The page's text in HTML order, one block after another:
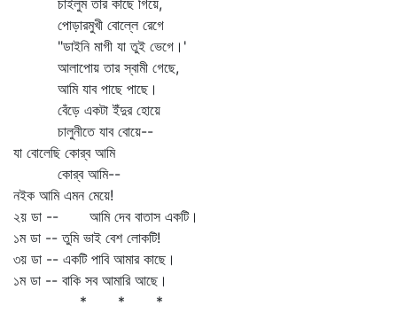
চাইলুম তার কাছে গিয়ে,
পোড়ারমুখী বোল্লে রেগে
"ডাইনি মাগী যা তুই ভেগে।'
আলাপোয় তার স্বামী গেছে,
আমি যাব পাছে পাছে।
বেঁড়ে একটা ইঁদুর হোয়ে
চালুনীতে যাব বোয়ে--
যা বোলেছি কোর্‌ব আমি
কোর্‌ব আমি--
নইক আমি এমন মেয়ে!
২য় ডা -- আমি দেব বাতাস একটি।
১ম ডা -- তুমি ভাই বেশ লোকটি!
৩য় ডা -- একটি পাবি আমার কাছে।
১ম ডা -- বাকি সব আমারি আছে।
* * *